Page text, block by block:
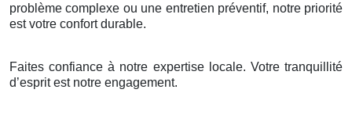
problème complexe ou une entretien préventif, notre priorité
est votre confort durable.
Faites confiance à notre expertise locale. Votre tranquillité
d’esprit est notre engagement.